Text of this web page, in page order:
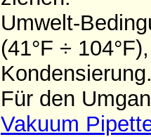
Umwelt-
(41°F ÷
Für den
Vakuum